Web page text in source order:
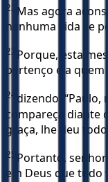
22 Mas agora
nenhuma vida se
23 Porque, esta
pertenço e a quem
24 dizendo: “Paulo,
compareça diante
graça, lhe deu
25 Portanto,
em Deus que tudo